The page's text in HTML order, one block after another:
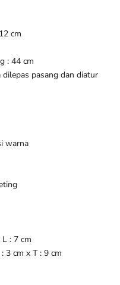
cm
: 44 cm
dilepas pasang dan diatur
warna
: 7 cm
3 cm x T : 9 cm